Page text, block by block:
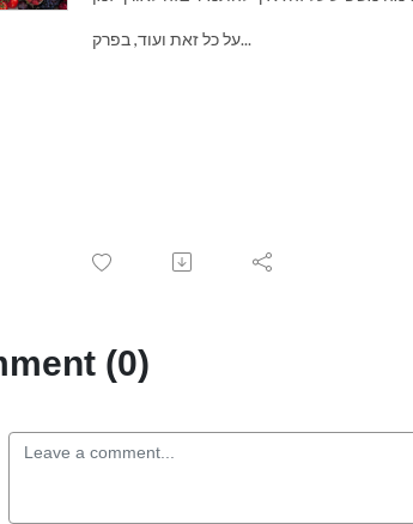
על כל זאת ועוד, בפרק...
(0)